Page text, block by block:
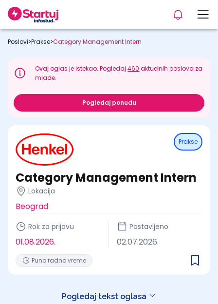
Poslovi>Prakse>Category Management Intern
Ovaj oglas je istekao. Pogledaj460 aktuelnih poslova za
mlade.
Pogledaj ponudu
Prakse
Category Management Intern
Lokacija
Beograd
Rok za prijavu
01.08.2026.
Postavljeno
02.07.2026.
Puno radno vreme
Pogledaj tekst oglasa